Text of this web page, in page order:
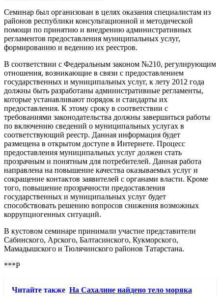
Семинар был организован в целях оказания специалистам из
районов республики консультационной и методической
помощи по принятию и внедрению административных
регламентов предоставления муниципальных услуг,
формированию и ведению их реестров.
В соответствии с Федеральным законом №210, регулирующим
отношения, возникающие в связи с предоставлением
государственных и муниципальных услуг, к лету 2012 года
должны быть разработаны административные регламенты,
которые устанавливают порядок и стандарты их
предоставления. К этому сроку в соответствии с
требованиями законодательства должны завершиться работы
по включению сведений о муниципальных услугах в
соответствующий реестр. Данная информация будет
размещена в открытом доступе в Интернете. Процесс
предоставления муниципальных услуг должен стать
прозрачным и понятным для потребителей. Данная работа
направлена на повышение качества оказываемых услуг и
сокращение контактов заявителей с органами власти. Кроме
того, повышение прозрачности предоставления
государственных и муниципальных услуг будет
способствовать решению вопросов снижения возможных
коррупциогенных ситуаций.
В кустовом семинаре принимали участие представители
Сабинского, Арского, Балтасинского, Кукморского,
Мамадышского и Тюлячинского районов Татарстана.
***Р
Читайте также На Сахалине найдено тело моряка